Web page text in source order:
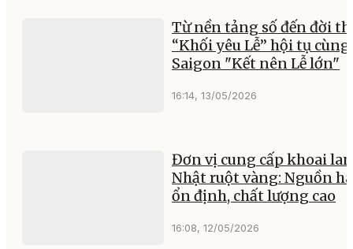
Từ nền tảng số đến đời
“Khối yêu Lễ” hội tụ cùng
Saigon "Kết nên Lễ lớn"
16:14, 13/05/2026
Đơn vị cung cấp khoai
Nhật ruột vàng: Nguồn
ổn định, chất lượng cao
16:08, 12/05/2026